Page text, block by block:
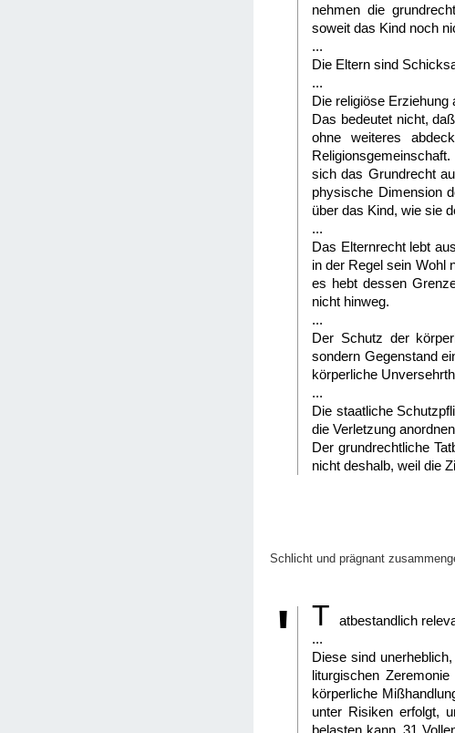
nehmen die
soweit das Kind noch
...
Die Eltern sind
...
Die religiöse
Das bedeutet nicht,
ohne weiteres
sich das Grundrecht
physische Dimension
über das Kind, wie sie
...
Das Elternrecht lebt
in der Regel sein Wohl
es hebt dessen
nicht hinweg.
...
Der Schutz der
sondern Gegenstand
körperliche
...
Die staatliche
die Verletzung
Der grundrechtliche
nicht deshalb, weil die
Schlicht und prägnant
T
atbestandlich
...
Diese sind
liturgischen
körperliche
unter Risiken erfolgt,